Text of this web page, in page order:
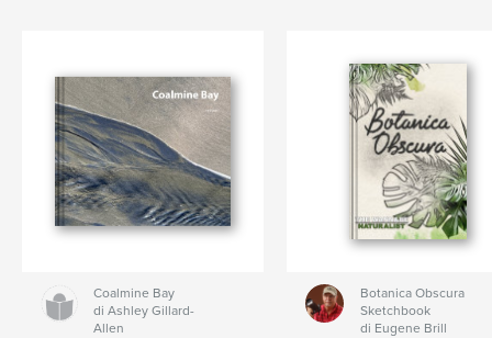
Coalmine Bay
di Ashley Gillard-
Allen
Botanica Obscura
Sketchbook
di Eugene Brill